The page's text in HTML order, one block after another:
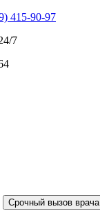
415-90-97
7
Срочный вызов врача